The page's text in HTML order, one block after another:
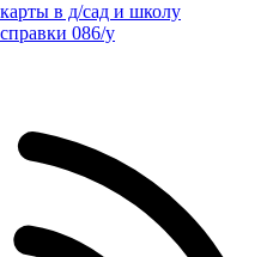
в д/сад и школу
086/у